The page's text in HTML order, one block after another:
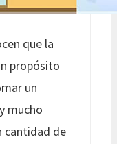
que la
propósito
un
mucho
cantidad de